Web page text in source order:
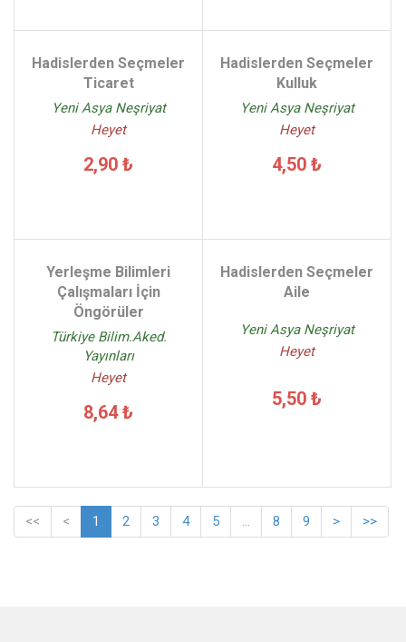
Hadislerden Seçmeler
Ticaret
Yeni Asya Neşriyat
Heyet
2,90 ₺
Hadislerden Seçmeler
Kulluk
Yeni Asya Neşriyat
Heyet
4,50 ₺
Yerleşme Bilimleri
Çalışmaları İçin
Öngörüler
Türkiye Bilim.Aked.
Yayınları
Heyet
8,64 ₺
Hadislerden Seçmeler
Aile
Yeni Asya Neşriyat
Heyet
5,50 ₺
<< < 1 2 3 4 5 8 9 > >>